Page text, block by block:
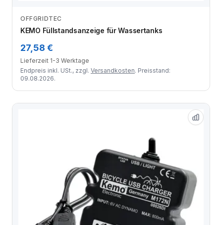
OFFGRIDTEC
KEMO Füllstandsanzeige für Wassertanks
27,58 €
Lieferzeit 1-3 Werktage
Endpreis inkl. USt., zzgl. Versandkosten. Preisstand:
09.08.2026.